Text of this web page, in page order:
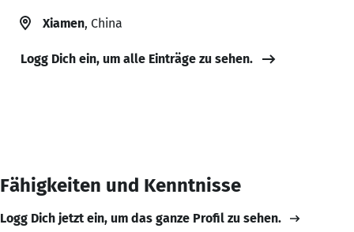
Xiamen, China
Logg Dich ein, um alle Einträge zu sehen.
Fähigkeiten und Kenntnisse
Logg Dich jetzt ein, um das ganze Profil zu sehen.